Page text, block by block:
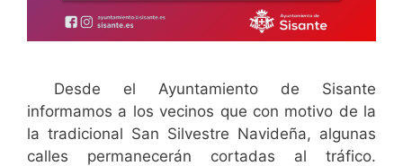
Desde el Ayuntamiento de Sisante
informamos a los vecinos que con motivo de la
la tradicional San Silvestre Navideña, algunas
calles permanecerán cortadas al tráfico.